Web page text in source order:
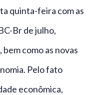
quinta-feira com as
Br de julho,
como as novas
Pelo fato
econômica,